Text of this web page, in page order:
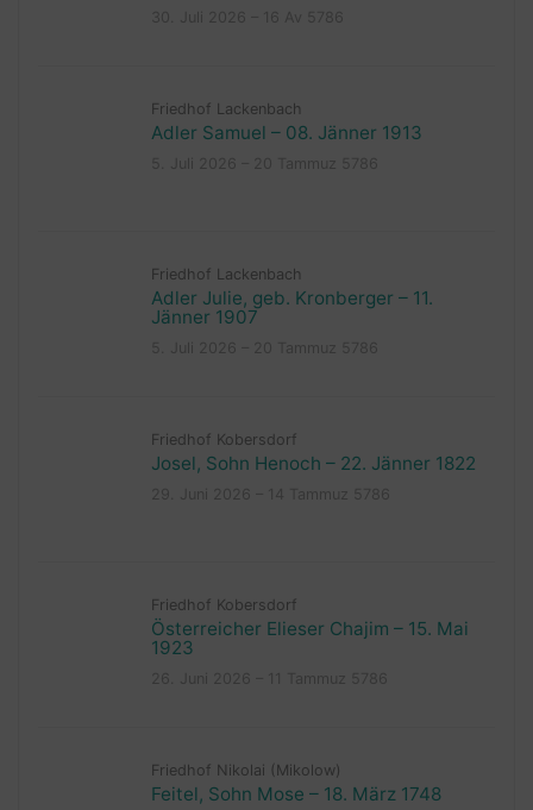
Friedhof Lackenbach
Adler Samuel – 08. Jänner 1913
Friedhof Lackenbach
Adler Julie, geb. Kronberger – 11.
Jänner 1907
Friedhof Kobersdorf
Josel, Sohn Henoch – 22. Jänner 1822
Friedhof Kobersdorf
Österreicher Elieser Chajim – 15. Mai
1923
Friedhof Nikolai (Mikolow)
Feitel, Sohn Mose – 18. März 1748